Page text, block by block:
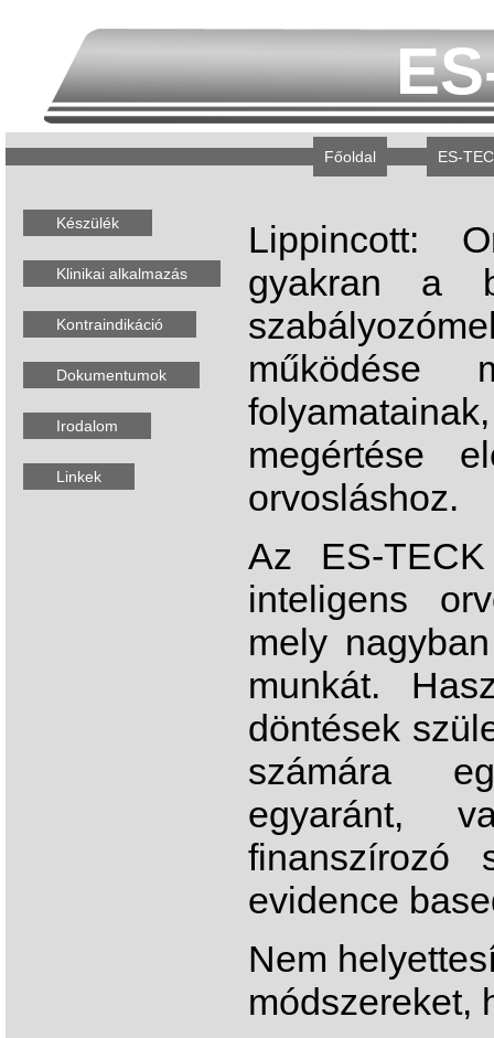
Főoldal ES-
Készülék
Klinikai alkalmazás
Kontraindikáció
Dokumentumok
Irodalom
Linkek
Lippincott:
gyakran a
megértése
orvosláshoz.
Az ES-
inteligens
mely
munkát.
döntések
számára
egyaránt,
finanszírozó
evidence
Nem
módszereket,